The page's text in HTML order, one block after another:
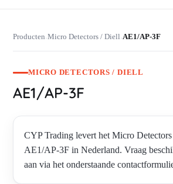
Producten›Micro Detectors / Diell›AE1/AP-3F
MICRO DETECTORS / DIELL
AE1/AP-3F
CYP Trading levert het Micro
AE1/AP-3F in Nederland. Vraag
aan via het onderstaande